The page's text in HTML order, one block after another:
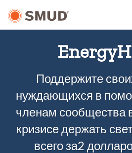
Поддержите
нуждающихся в
членам сообщества
кризисе держать
всего за2